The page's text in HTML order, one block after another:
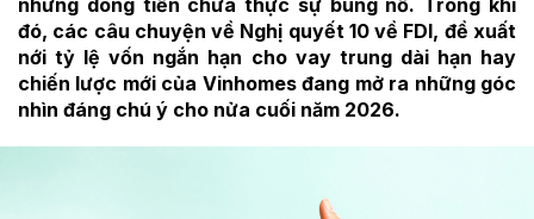
đó, các câu chuyện về Nghị quyết 10 về FDI, đề xuất
nới tỷ lệ vốn ngắn hạn cho vay trung dài hạn hay
chiến lược mới của Vinhomes đang mở ra những góc
nhìn đáng chú ý cho nửa cuối năm 2026.